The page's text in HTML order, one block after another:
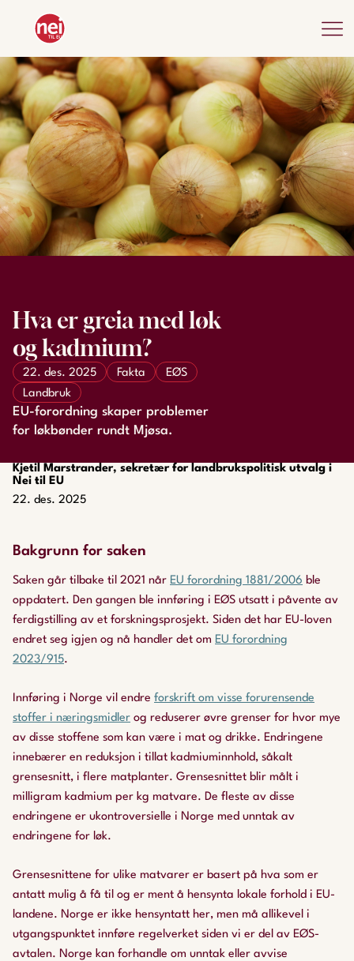
Kjetil Marstrander, sekretær for landbrukspolitisk utvalg i
Nei til EU
22. des. 2025
Hva er greia med løk
og kadmium?
22. des. 2025 Fakta
EØS
Landbruk
EU-forordning skaper problemer
for løkbønder rundt Mjøsa.
Bakgrunn for saken
Saken går tilbake til 2021 når EU forordning 1881/2006 ble
oppdatert. Den gangen ble innføring i EØS utsatt i påvente av
ferdigstilling av et forskningsprosjekt. Siden det har EU-loven
endret seg igjen og nå handler det om EU forordning
2023/915.
Innføring i Norge vil endre forskrift om visse forurensende
stoffer i næringsmidler og reduserer øvre grenser for hvor mye
av disse stoffene som kan være i mat og drikke. Endringene
innebærer en reduksjon i tillat kadmiuminnhold, såkalt
grensesnitt, i flere matplanter. Grensesnittet blir målt i
milligram kadmium per kg matvare. De fleste av disse
endringene er ukontroversielle i Norge med unntak av
endringene for løk.
Grensesnittene for ulike matvarer er basert på hva som er
antatt mulig å få til og er ment å hensynta lokale forhold i EU-
landene. Norge er ikke hensyntatt her, men må allikevel i
utgangspunktet innføre regelverket siden vi er del av EØS-
avtalen. Norge kan forhandle om unntak eller avvise